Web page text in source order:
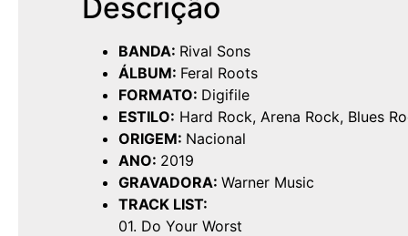
Descrição
BANDA: Rival Sons
ÁLBUM: Feral Roots
FORMATO: Digifile
ESTILO: Hard Rock, Arena Rock, Blues
ORIGEM: Nacional
ANO: 2019
GRAVADORA: Warner Music
TRACK LIST:
01. Do Your Worst